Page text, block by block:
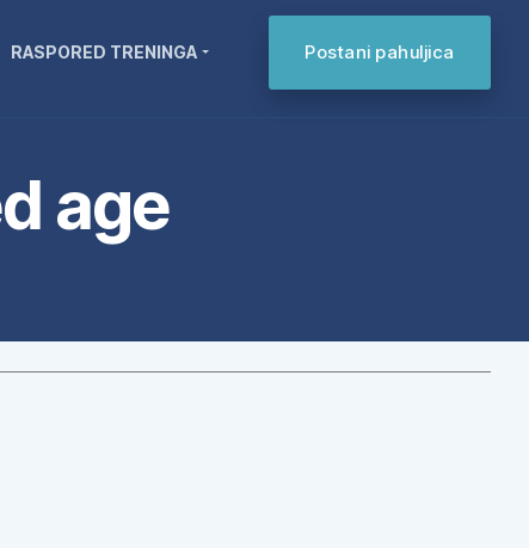
RASPORED TRENINGA Postani pahuljica
age